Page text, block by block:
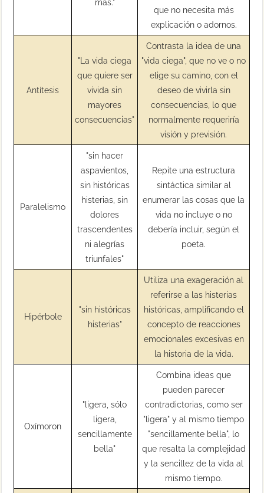
que no necesita más
explicación o adornos.
Antítesis
"La vida ciega
que quiere ser
vivida sin
mayores
consecuencias"
Contrasta la idea de una
"vida ciega", que no ve o no
elige su camino, con el
deseo de vivirla sin
consecuencias, lo que
normalmente requeriría
visión y previsión.
Paralelismo
"sin hacer
aspavientos,
sin históricas
histerias, sin
dolores
trascendentes
ni alegrías
triunfales"
Repite una estructura
sintáctica similar al
enumerar las cosas que la
vida no incluye o no
debería incluir, según el
poeta.
Hipérbole
"sin históricas
histerias"
Utiliza una exageración al
referirse a las histerias
históricas, amplificando el
concepto de reacciones
emocionales excesivas en
la historia de la vida.
Oxímoron
"ligera, sólo
ligera,
sencillamente
bella"
Combina ideas que
pueden parecer
contradictorias, como ser
"ligera" y al mismo tiempo
"sencillamente bella", lo
que resalta la complejidad
y la sencillez de la vida al
mismo tiempo.